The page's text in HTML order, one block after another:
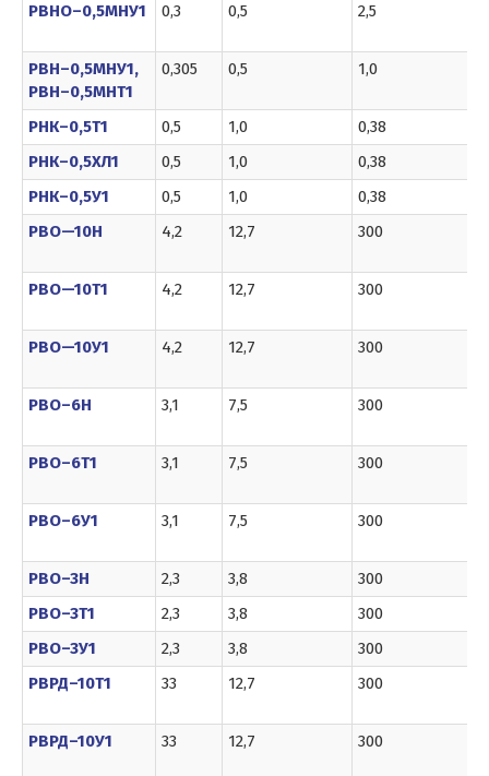
РВНО–0,5МНУ1 0,3 0,5 2,5
РВН–0,5МНУ1,
РВН–0,5МНТ1
0,305 0,5 1,0
РНК–0,5Т1 0,5 1,0
0,38
РНК–0,5ХЛ1
0,5 1,0
0,38
РНК–0,5У1
0,5 1,0
0,38
РВО—10Н
4,2 12,7 300
РВО—10Т1 4,2 12,7 300
РВО—10У1 4,2 12,7 300
РВО–6Н 3,1 7,5 300
РВО–6Т1 3,1 7,5 300
РВО–6У1 3,1 7,5 300
РВО–3Н 2,3 3,8
300
РВО–3Т1
2,3 3,8
300
РВО–3У1
2,3 3,8
300
РВРД–10Т1
33 12,7 300
РВРД–10У1 33 12,7 300